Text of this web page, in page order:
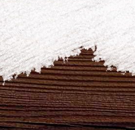
Наши
Натуральный
продукт
естественного
брожения.
Партнеры,
реализующие
продукцию
АО
"Брянскпиво"